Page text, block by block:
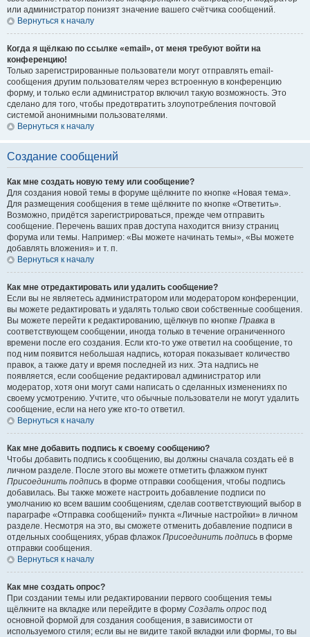
или администратор понизят значение вашего счётчика сообщений.
Вернуться к началу
Когда я щёлкаю по ссылке «email», от меня требуют войти на
конференцию!
Только зарегистрированные пользователи могут отправлять email-
сообщения другим пользователям через встроенную в конференцию
форму, и только если администратор включил такую возможность. Это
сделано для того, чтобы предотвратить злоупотребления почтовой
системой анонимными пользователями.
Вернуться к началу
Создание сообщений
Как мне создать новую тему или сообщение?
Для создания новой темы в форуме щёлкните по кнопке «Новая тема».
Для размещения сообщения в теме щёлкните по кнопке «Ответить».
Возможно, придётся зарегистрироваться, прежде чем отправить
сообщение. Перечень ваших прав доступа находится внизу страниц
форума или темы. Например: «Вы можете начинать темы», «Вы можете
добавлять вложения» и т. п.
Вернуться к началу
Как мне отредактировать или удалить сообщение?
Если вы не являетесь администратором или модератором конференции,
вы можете редактировать и удалять только свои собственные сообщения.
Вы можете перейти к редактированию, щёлкнув по кнопке Правка в
соответствующем сообщении, иногда только в течение ограниченного
времени после его создания. Если кто-то уже ответил на сообщение, то
под ним появится небольшая надпись, которая показывает количество
правок, а также дату и время последней из них. Эта надпись не
появляется, если сообщение редактировал администратор или
модератор, хотя они могут сами написать о сделанных изменениях по
своему усмотрению. Учтите, что обычные пользователи не могут удалить
сообщение, если на него уже кто-то ответил.
Вернуться к началу
Как мне добавить подпись к своему сообщению?
Чтобы добавить подпись к сообщению, вы должны сначала создать её в
личном разделе. После этого вы можете отметить флажком пункт
Присоединить подпись в форме отправки сообщения, чтобы подпись
добавилась. Вы также можете настроить добавление подписи по
умолчанию ко всем вашим сообщениям, сделав соответствующий выбор в
параграфе «Отправка сообщений» пункта «Личные настройки» в личном
разделе. Несмотря на это, вы сможете отменить добавление подписи в
отдельных сообщениях, убрав флажок Присоединить подпись в форме
отправки сообщения.
Вернуться к началу
Как мне создать опрос?
При создании темы или редактировании первого сообщения темы
щёлкните на вкладке или перейдите в форму Создать опрос под
основной формой для создания сообщения, в зависимости от
используемого стиля; если вы не видите такой вкладки или формы, то вы